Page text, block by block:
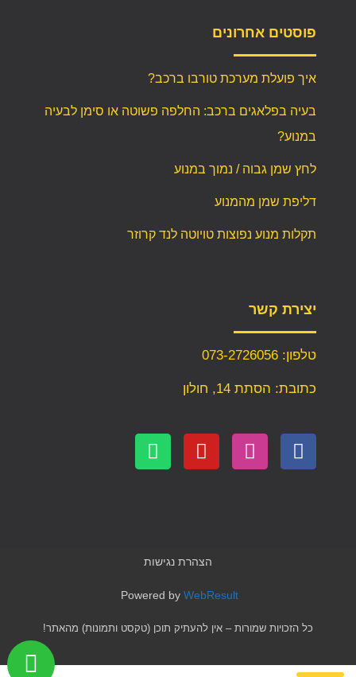
פוסטים אחרונים
איך פועלת מערכת טורבו ברכב?
בעיה בפלאגים ברכב: החלפה פשוטה או סימן לבעיה
במנוע?
לחץ שמן גבוה / נמוך במנוע
דליפת שמן מהמנוע
תקלות מנוע נפוצות טויוטה לנד קרוזר
יצירת קשר
טלפון: 073-2726056
כתובת: הסתת 14, חולון
הצהרת נגישות
Powered by WebResult
כל הזכויות שמורות – אין להעתיק תוכן (טקסט ותמונות) מהאתר!